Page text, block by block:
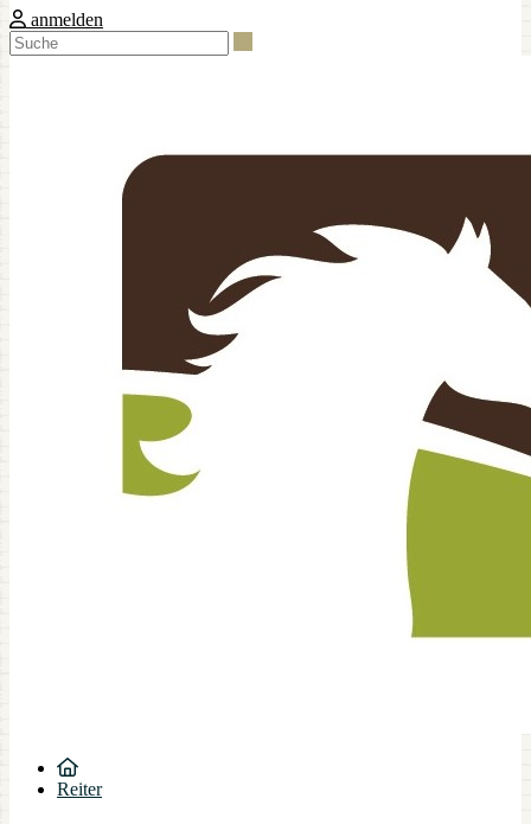
anmelden
Reiter